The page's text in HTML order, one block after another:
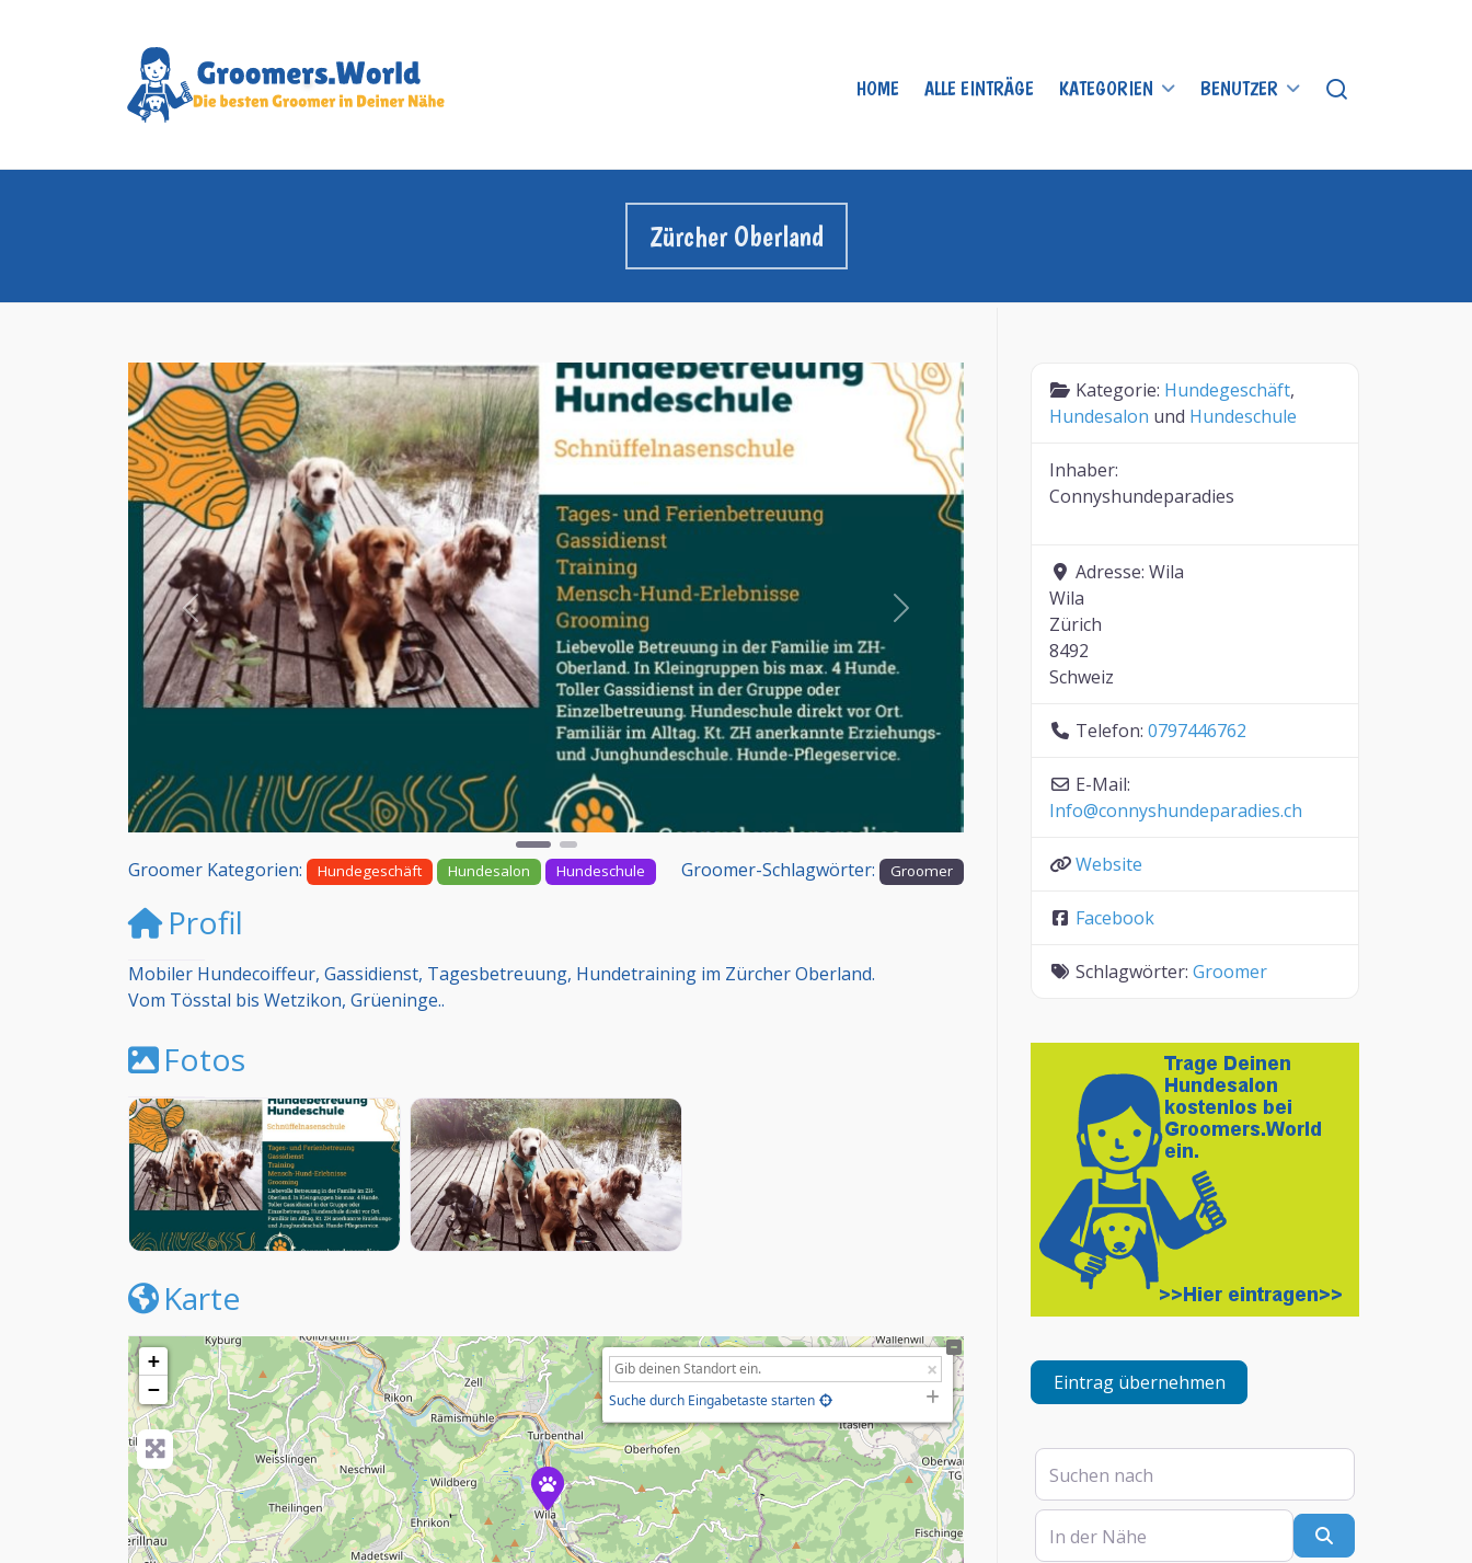
HOME ALLE EINTRÄGE KATEGORIEN BENUTZER
Zürcher Oberland
Vorheriges Nächstes
Groomer Kategorien: Hundegeschäft Hundesalon Hundeschule Groomer-Schlagwörter: Groomer
Profil
Mobiler Hundecoiffeur, Gassidienst, Tagesbetreuung, Hundetraining im Zürcher Oberland.
Vom Tösstal bis Wetzikon, Grüeninge..
Fotos
Karte
+
−
Suche durch Eingabetaste starten
Kategorie: Hundegeschäft,
Hundesalon und Hundeschule
Inhaber:
Connyshundeparadies
Adresse:Wila
Wila
Zürich
8492
Schweiz
Telefon:0797446762
E-Mail:
Info@connyshundeparadies.ch
Website
Facebook
Schlagwörter:Groomer
Eintrag übernehmen
Suchen nach
In der Nähe